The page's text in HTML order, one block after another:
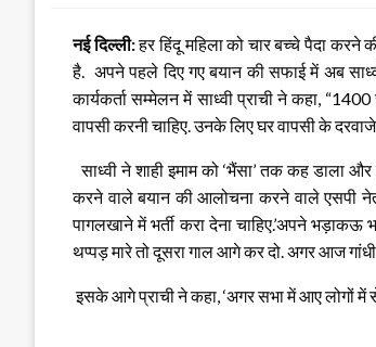
नई दिल्ली:हर हिंदू महिला को चार बच्चे पैदा करने
है. अपने पहले दिए गए बयान की सफाई में अब
कार्यकर्ता सम्‍मेलन में साध्‍वी प्राची ने कहा, “1400
वापसी करनी चाहिए. उनके लिए घर वापसी के
साध्‍वी ने शाही इमाम को ‘भैंसा’ तक कह डाला
करने वाले बयान की आलोचना करने वाले एसपी
पागलखाने में भर्ती करा देना चाहिए.’अपने भड़ाकऊ
थप्पड़ मारे तो दूसरा गाल आगे कर दो. अगर आज
इसके आगे प्राची ने कहा, ‘अगर सभा में आए लोगों में